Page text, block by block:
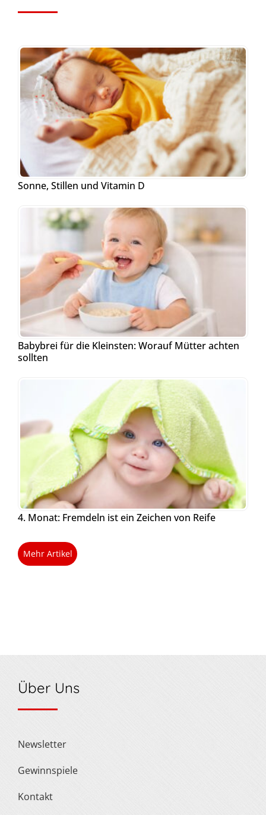
Sonne, Stillen und Vitamin D
Babybrei für die Kleinsten: Worauf Mütter achten
sollten
4. Monat: Fremdeln ist ein Zeichen von Reife
Mehr Artikel
Über Uns
Newsletter
Gewinnspiele
Kontakt